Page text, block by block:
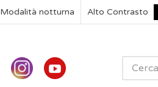
Modalità notturna Alto Contrasto